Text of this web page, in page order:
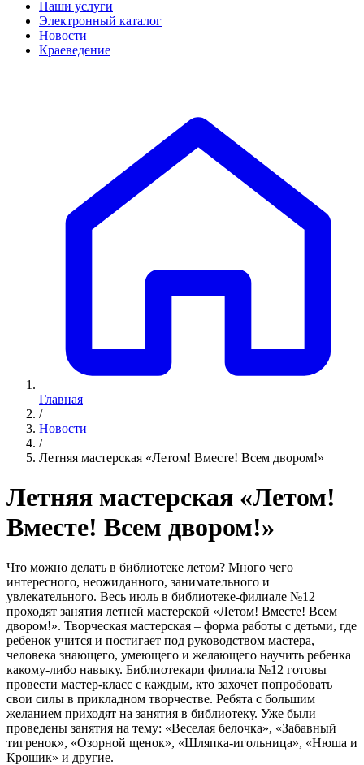
Наши услуги
Электронный каталог
Новости
Краеведение
Главная
/
Новости
/
Летняя мастерская «Летом! Вместе! Всем двором!»
Летняя мастерская «Летом!
Вместе! Всем двором!»
Что можно делать в библиотеке летом? Много чего
интересного, неожиданного, занимательного и
увлекательного. Весь июль в библиотеке-филиале №12
проходят занятия летней мастерской «Летом! Вместе! Всем
двором!». Творческая мастерская – форма работы с детьми, где
ребенок учится и постигает под руководством мастера,
человека знающего, умеющего и желающего научить ребенка
какому-либо навыку. Библиотекари филиала №12 готовы
провести мастер-класс с каждым, кто захочет попробовать
свои силы в прикладном творчестве. Ребята с большим
желанием приходят на занятия в библиотеку. Уже были
проведены занятия на тему: «Веселая белочка», «Забавный
тигренок», «Озорной щенок», «Шляпка-игольница», «Нюша и
Крошик» и другие.